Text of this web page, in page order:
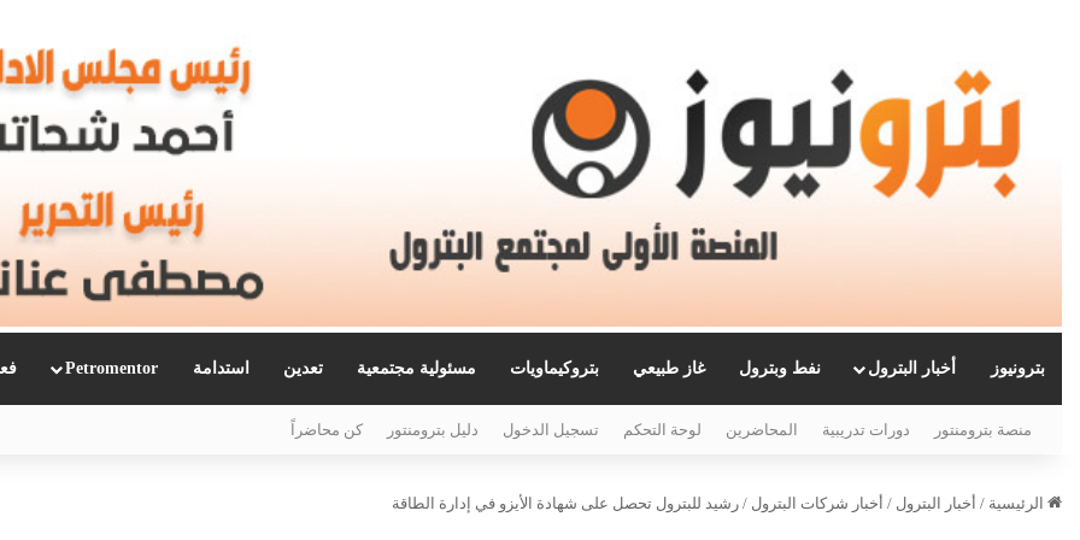
بترونيوز أخبار البترول نفط وبترول غاز طبيعي بتروكيماويات مسئولية مجتمعية تعدين استدامة Petromentor
منصة بترومنتور دورات تدريبية المحاضرين لوحة التحكم تسجيل الدخول دليل بترومنتور كن محاضراً
الرئيسية / أخبار البترول / أخبار شركات البترول / رشيد للبترول تحصل على شهادة الأيزو في إدارة الطاقة